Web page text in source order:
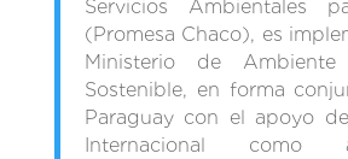
Servicios Ambientales
(Promesa Chaco), es
Ministerio de
Sostenible, en forma
Paraguay con el apoyo
Internacional como